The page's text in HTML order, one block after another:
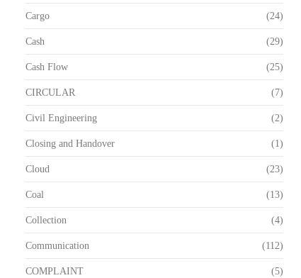
Cargo (24)
Cash (29)
Cash Flow (25)
CIRCULAR (7)
Civil Engineering (2)
Closing and Handover (1)
Cloud (23)
Coal (13)
Collection (4)
Communication (112)
COMPLAINT (5)